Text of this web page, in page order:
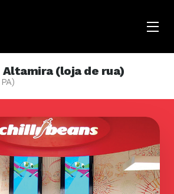
Menu
(loja de rua)